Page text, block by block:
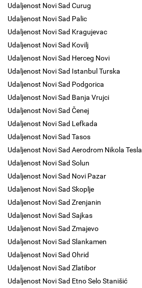
Udaljenost Novi Sad Curug
Udaljenost Novi Sad Palic
Udaljenost Novi Sad Kragujevac
Udaljenost Novi Sad Kovilj
Udaljenost Novi Sad Herceg Novi
Udaljenost Novi Sad Istanbul Turska
Udaljenost Novi Sad Podgorica
Udaljenost Novi Sad Banja Vrujci
Udaljenost Novi Sad Čenej
Udaljenost Novi Sad Lefkada
Udaljenost Novi Sad Tasos
Udaljenost Novi Sad Aerodrom Nikola Tesla
Udaljenost Novi Sad Solun
Udaljenost Novi Sad Novi Pazar
Udaljenost Novi Sad Skoplje
Udaljenost Novi Sad Zrenjanin
Udaljenost Novi Sad Sajkas
Udaljenost Novi Sad Zmajevo
Udaljenost Novi Sad Slankamen
Udaljenost Novi Sad Ohrid
Udaljenost Novi Sad Zlatibor
Udaljenost Novi Sad Etno Selo Stanišić